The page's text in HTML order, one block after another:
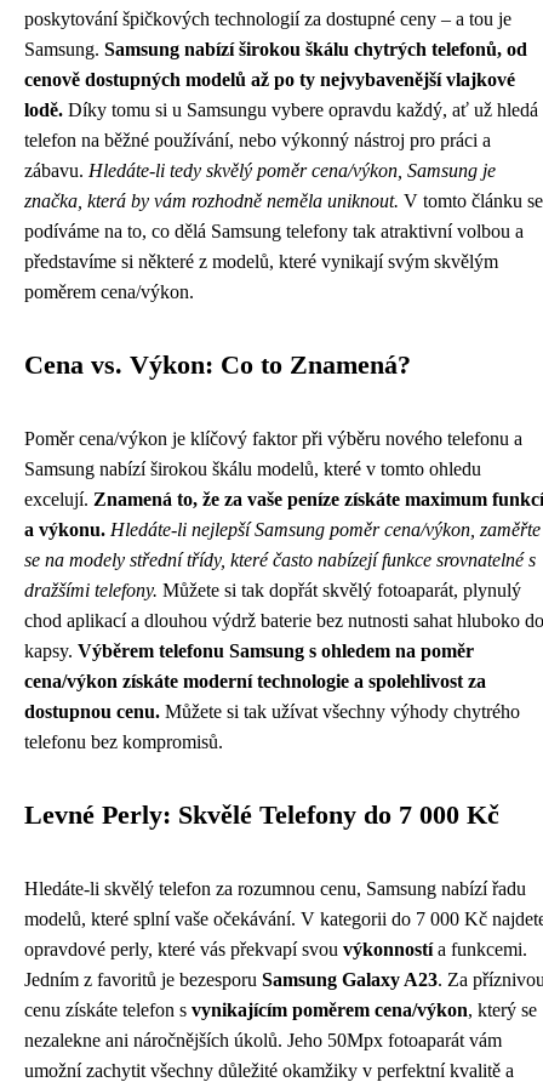
poskytování špičkových technologií za dostupné ceny – a tou je
Samsung. Samsung nabízí širokou škálu chytrých telefonů, od
cenově dostupných modelů až po ty nejvybavenější vlajkové
lodě. Díky tomu si u Samsungu vybere opravdu každý, ať už hledá
telefon na běžné používání, nebo výkonný nástroj pro práci a
zábavu. Hledáte-li tedy skvělý poměr cena/výkon, Samsung je
značka, která by vám rozhodně neměla uniknout. V tomto článku se
podíváme na to, co dělá Samsung telefony tak atraktivní volbou a
představíme si některé z modelů, které vynikají svým skvělým
poměrem cena/výkon.
Cena vs. Výkon: Co to Znamená?
Poměr cena/výkon je klíčový faktor při výběru nového telefonu a
Samsung nabízí širokou škálu modelů, které v tomto ohledu
excelují. Znamená to, že za vaše peníze získáte maximum funkcí
a výkonu. Hledáte-li nejlepší Samsung poměr cena/výkon, zaměřte
se na modely střední třídy, které často nabízejí funkce srovnatelné s
dražšími telefony. Můžete si tak dopřát skvělý fotoaparát, plynulý
chod aplikací a dlouhou výdrž baterie bez nutnosti sahat hluboko do
kapsy. Výběrem telefonu Samsung s ohledem na poměr
cena/výkon získáte moderní technologie a spolehlivost za
dostupnou cenu. Můžete si tak užívat všechny výhody chytrého
telefonu bez kompromisů.
Levné Perly: Skvělé Telefony do 7 000 Kč
Hledáte-li skvělý telefon za rozumnou cenu, Samsung nabízí řadu
modelů, které splní vaše očekávání. V kategorii do 7 000 Kč
opravdové perly, které vás překvapí svou výkonnostía funkcemi.
Jedním z favoritů je bezesporu Samsung Galaxy A23. Za
cenu získáte telefon s vynikajícím poměrem cena/výkon, který se
nezalekne ani náročnějších úkolů. Jeho 50Mpx fotoaparát vám
umožní zachytit všechny důležité okamžiky v perfektní kvalitě a